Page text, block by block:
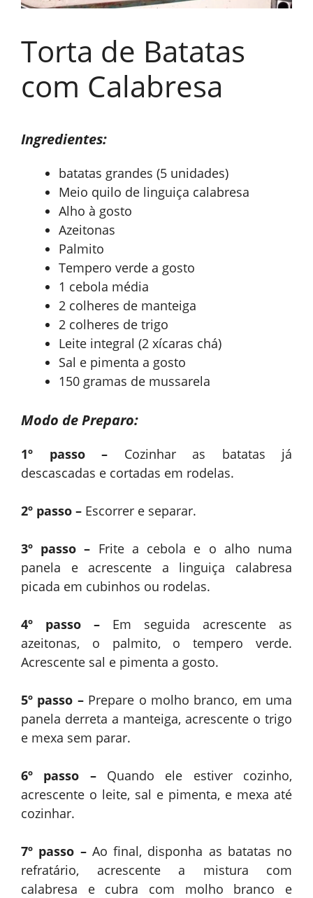
Torta de Batatas
com Calabresa
Ingredientes:
batatas grandes (5 unidades)
Meio quilo de linguiça calabresa
Alho à gosto
Azeitonas
Palmito
Tempero verde a gosto
1 cebola média
2 colheres de manteiga
2 colheres de trigo
Leite integral (2 xícaras chá)
Sal e pimenta a gosto
150 gramas de mussarela
Modo de Preparo:
1º passo – Cozinhar as batatas já
descascadas e cortadas em rodelas.
2º passo – Escorrer e separar.
3º passo – Frite a cebola e o alho numa
panela e acrescente a linguiça calabresa
picada em cubinhos ou rodelas.
4º passo – Em seguida acrescente as
azeitonas, o palmito, o tempero verde.
Acrescente sal e pimenta a gosto.
5º passo –Prepare o molho branco, em uma
panela derreta a manteiga, acrescente o trigo
e mexa sem parar.
6º passo –Quando ele estiver cozinho,
acrescente o leite, sal e pimenta, e mexa até
cozinhar.
7º passo –Ao final, disponha as batatas no
refratário, acrescente a mistura com
calabresa e cubra com molho branco e